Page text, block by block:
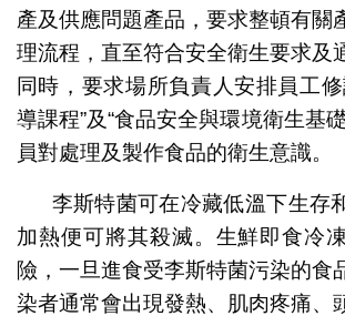
產及供應問題產品，要求整頓有關
理流程，直至符合安全衛生要求及
同時，要求場所負責人安排員工
導課程”及“食品安全與環境衛生基
員對處理及製作食品的衛生意識。
李斯特菌可在冷藏低溫下生存
加熱便可將其殺滅。生鮮即食冷
險，一旦進食受李斯特菌污染的食
染者通常會出現發熱、肌肉疼痛、